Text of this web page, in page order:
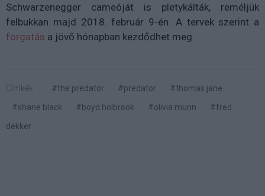
Schwarzenegger cameóját is pletykálták, reméljük
felbukkan majd 2018. február 9-én. A tervek szerint a
forgatás a jövő hónapban kezdődhet meg.
Címkék: #the predator #predator
#thomas jane
#shane black
#boyd holbrook #olivia munn
#fred
dekker